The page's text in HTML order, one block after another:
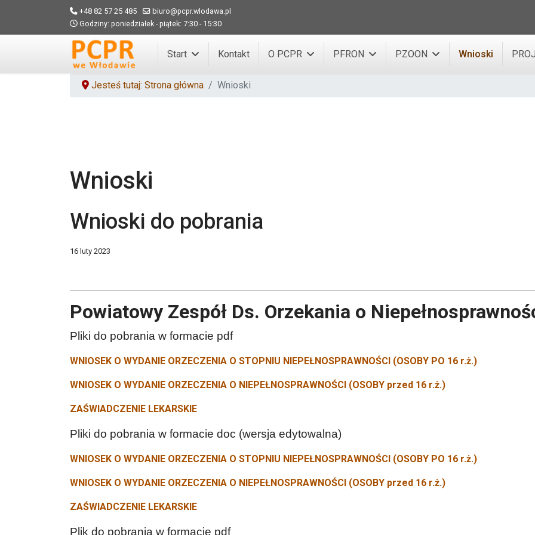
+48 82 57 25 485
biuro@pcpr.wlodawa.pl
Godziny: poniedziałek - piątek: 7:30 - 15:30
Start Kontakt O PCPR PFRON PZOON Wnioski
Jesteś tutaj: Strona główna Wnioski
Wnioski
Wnioski do pobrania
16 luty 2023
Powiatowy Zespół Ds. Orzekania o
Pliki do pobrania w formacie pdf
WNIOSEK O WYDANIE ORZECZENIA O STOPNIU NIEPEŁNOSPRAWNOŚCI (OSOBY PO 16 r.ż.)
WNIOSEK O WYDANIE ORZECZENIA O NIEPEŁNOSPRAWNOŚCI (OSOBY przed 16 r.ż.)
ZAŚWIADCZENIE LEKARSKIE
Pliki do pobrania w formacie doc (wersja edytowalna)
WNIOSEK O WYDANIE ORZECZENIA O STOPNIU NIEPEŁNOSPRAWNOŚCI (OSOBY PO 16 r.ż.)
WNIOSEK O WYDANIE ORZECZENIA O NIEPEŁNOSPRAWNOŚCI (OSOBY przed 16 r.ż.)
ZAŚWIADCZENIE LEKARSKIE
Plik do pobrania w formacie pdf